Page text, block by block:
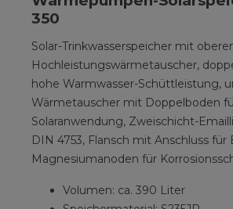
350
Solar-Trinkwasserspeicher mit
Hochleistungswärmetauscher,
hohe Warmwasser-Schüttleistung,
Wärmetauscher mit Doppelboden
Solaranwendung, Zweischicht-
DIN 4753, Flansch mit Anschluss für
Magnesiumanoden für
Volumen: ca. 390 Liter